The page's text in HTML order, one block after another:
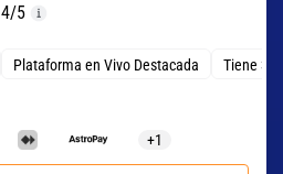
4/5
Plataforma en Vivo Destacada Tiene 3
+1